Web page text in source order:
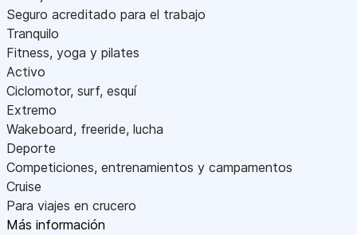
Seguro acreditado para el trabajo
Tranquilo
Fitness, yoga y pilates
Activo
Ciclomotor, surf, esquí
Extremo
Wakeboard, freeride, lucha
Deporte
Competiciones, entrenamientos y campamentos
Cruise
Para viajes en crucero
Más información